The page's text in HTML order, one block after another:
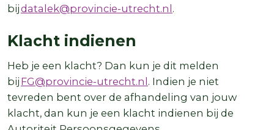
bijdatalek@provincie-utrecht.nl.
Klacht indienen
Heb je een klacht? Dan kun je dit melden
bij FG@provincie-utrecht.nl. Indien je niet
tevreden bent over de afhandeling van jouw
klacht, dan kun je een klacht indienen bij de